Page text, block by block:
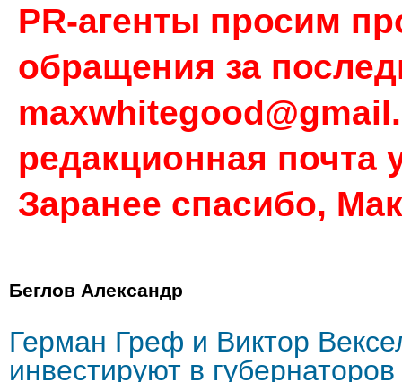
PR-агенты просим
обращения за
редакционная почта
Заранее спасибо,
Беглов Александр
Герман Греф и Виктор
инвестируют в губернаторов